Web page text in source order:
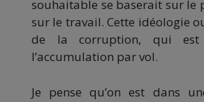
souhaitable se baserait sur le
sur le travail. Cette idéologie
de la corruption, qui est
l’accumulation par vol.
Je pense qu’on est dans